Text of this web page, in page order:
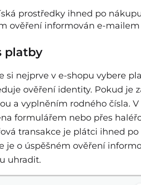
prostředky ihned po
ověření informován e-
platby
si nejprve v e-shopu vybere
ověření identity. Pokud je
a vyplněním rodného čísla.
formulářem nebo přes
transakce je plátci ihned po
je o úspěšném ověření
uhradit.